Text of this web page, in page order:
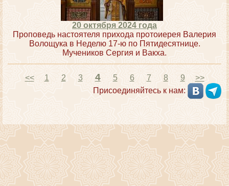
20 октября 2024 года
Проповедь настоятеля прихода протоиерея Валерия
Волощука в Неделю 17-ю по Пятидесятнице.
Мучеников Сергия и Вакха.
<< 1 2 3 4 5 6 7 8 9
>>
Присоединяйтесь к нам: